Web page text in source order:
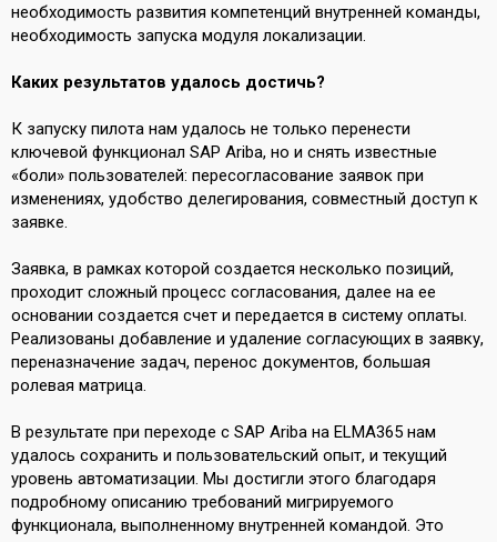
необходимость развития компетенций внутренней команды,
необходимость запуска модуля локализации.
Каких результатов удалось достичь?
К запуску пилота нам удалось не только перенести
ключевой функционал SAP Ariba, но и снять известные
«боли» пользователей: пересогласование заявок при
изменениях, удобство делегирования, совместный доступ к
заявке.
Заявка, в рамках которой создается несколько позиций,
проходит сложный процесс согласования, далее на ее
основании создается счет и передается в систему оплаты.
Реализованы добавление и удаление согласующих в заявку,
переназначение задач, перенос документов, большая
ролевая матрица.
В результате при переходе c SAP Ariba на ELMA365 нам
удалось сохранить и пользовательский опыт, и текущий
уровень автоматизации. Мы достигли этого благодаря
подробному описанию требований мигрируемого
функционала, выполненному внутренней командой. Это